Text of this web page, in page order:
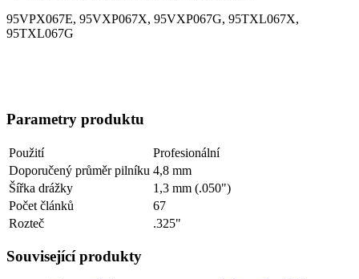
95VPX067E, 95VXP067X, 95VXP067G, 95TXL067X,
95TXL067G
Parametry produktu
Použití
Profesionální
Doporučený průměr pilníku 4,8 mm
Šířka drážky
1,3 mm (.050")
Počet článků
67
Rozteč
.325"
Související produkty